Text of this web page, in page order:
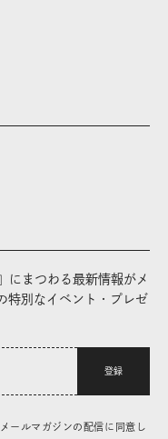
にまつわる最新情報がメ
特別なイベント・プレゼ
登録
ールマガジンの配信に同意し